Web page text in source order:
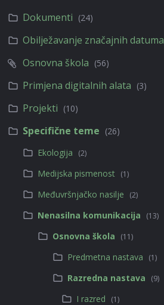
Dokumenti (24)
Obilježavanje značajnih datuma
Osnovna škola (56)
Primjena digitalnih alata (3)
Projekti (10)
Specifične teme (26)
Ekologija
(2)
Medijska pismenost (1)
Međuvršnjačko nasilje (2)
Nenasilna komunikacija (13)
Osnovna škola (11)
Predmetna nastava (1)
Razredna nastava (9)
I razred (1)